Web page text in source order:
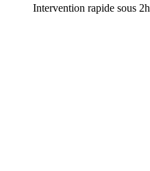
Intervention rapide sous 2h